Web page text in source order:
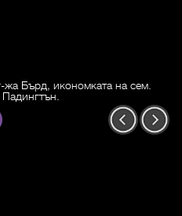
жа Бърд, икономката на сем.